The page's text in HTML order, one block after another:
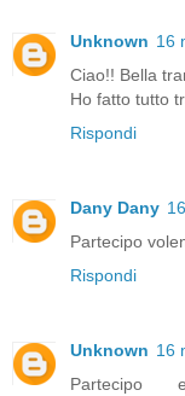
Unknown 16
Ciao!! Bella
Ho fatto tutto
Rispondi
Dany Dany
Partecipo
Rispondi
Unknown 16